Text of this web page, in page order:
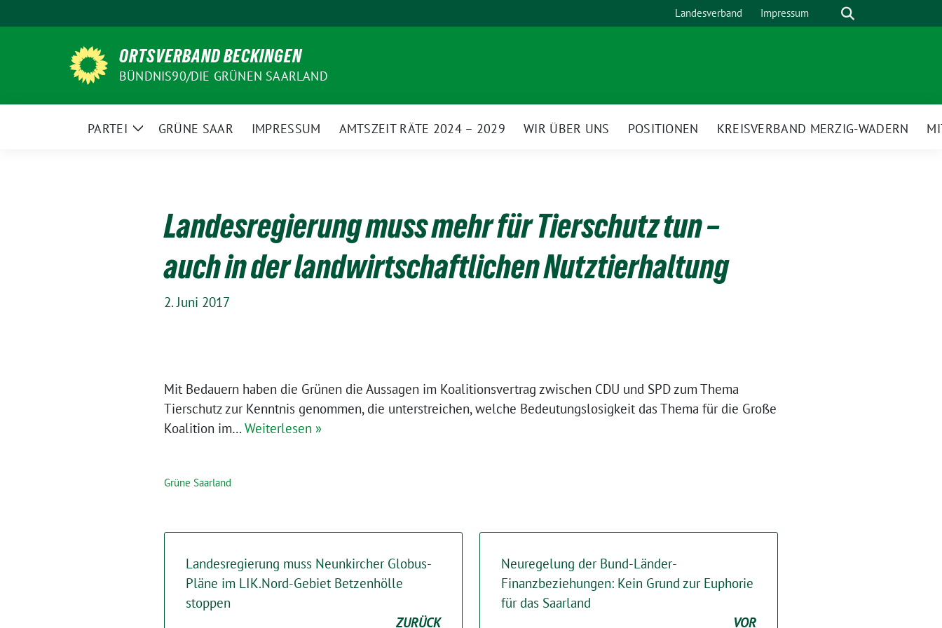
zum
Landesverband Impressum Suche
ORTSVERBAND BECKINGEN
BÜNDNIS90/DIE GRÜNEN SAARLAND
PARTEI
ZeigeGRÜNE SAAR IMPRESSUM AMTSZEIT RÄTE 2024 – 2029 WIR ÜBER UNS POSITIONEN KREISVERBAND MERZIG-WADERN
Landesregierung muss mehr für Tierschutz tun –
auch in der landwirtschaftlichen Nutztierhaltung
2. Juni 2017
Mit Bedauern haben die Grünen die Aussagen im Koalitionsvertrag zwischen CDU und SPD zum Thema
Tierschutz zur Kenntnis genommen, die unterstreichen, welche Bedeutungslosigkeit das Thema für die Große
Koalition im… Weiterlesen »
Grüne Saarland
Landesregierung muss Neunkircher Globus-
Pläne im LIK.Nord-Gebiet Betzenhölle
stoppen
ZURÜCK
Neuregelung der Bund-Länder-
Finanzbeziehungen: Kein Grund zur Euphorie
für das Saarland
VOR